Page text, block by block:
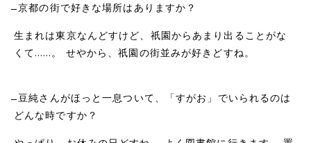
̶̶ 京都の街で好きな場所はありますか？
生まれは東京なんどすけど、祇園からあまり出ることがな
くて……。 せやから、祇園の街並みが好きどすね。
̶̶ 豆純さんがほっと一息ついて、
「すがお」でいられるのは
どんな時ですか？